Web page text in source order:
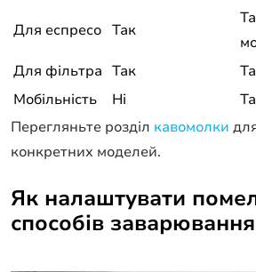
Для еспресо Так
Для фільтра Так
Мобільність
Ні
Перегляньте розділ кавомолки
конкретних моделей.
Як налаштувати
способів заварювання